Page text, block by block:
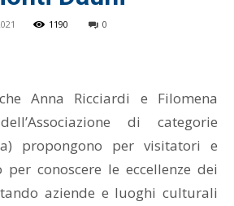
1190 0
Anna Ricciardi e Filomena
di categorie
propongono per visitatori e
conoscere le eccellenze dei
aziende e luoghi culturali